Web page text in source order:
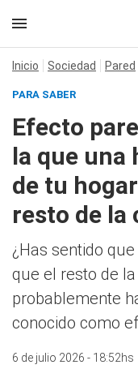
Inicio Sociedad Pared
PARA SABER
Efecto
la que una
de tu
resto de la
¿Has sentido
que el resto de
probablemente
conocido como
6 de julio 2026 - 18:52hs